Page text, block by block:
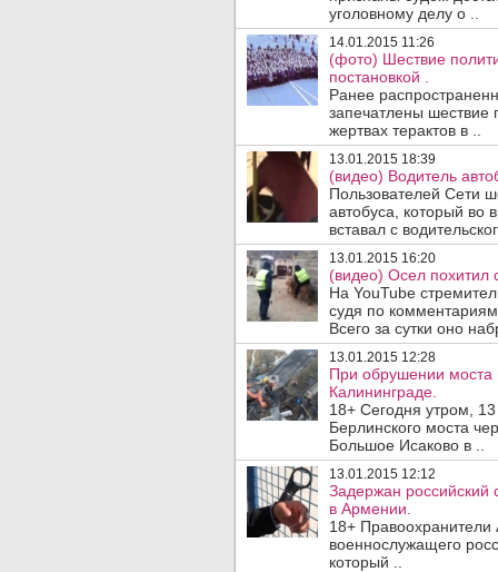
уголовному делу о ..
14.01.2015 11:26
(фото) Шествие
постановкой .
Ранее
запечатлены шествие
жертвах терактов в ..
13.01.2015 18:39
(видео) Водитель
Пользователей Сети
автобуса, который во
вставал с
13.01.2015 16:20
(видео) Осел похитил
На YouTube
судя по
Всего за сутки оно
13.01.2015 12:28
При обрушении моста
Калининграде.
18+ Сегодня утром,
Берлинского моста
Большое Исаково в ..
13.01.2015 12:12
Задержан российский
в Армении.
18+
военнослужащего
который ..